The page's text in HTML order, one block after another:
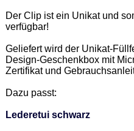
Der Clip ist ein Unikat und
verfügbar!
Geliefert wird der Unikat-
Design-Geschenkbox mit
Zertifikat und
Dazu passt:
Lederetui schwarz